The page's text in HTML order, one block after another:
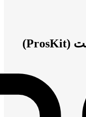
سیم لخت کن شبکه پروسکیت (ProsKit)